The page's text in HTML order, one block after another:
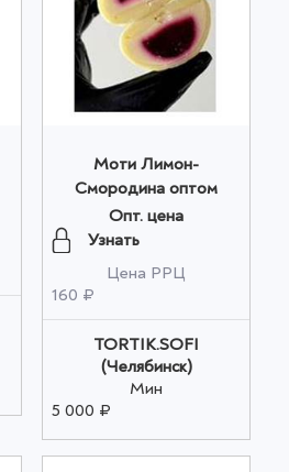
Моти Лимон-
Смородина оптом
Опт. цена
Узнать
Цена РРЦ
160 ₽
TORTIK.SOFI
(Челябинск)
Мин
5 000 ₽